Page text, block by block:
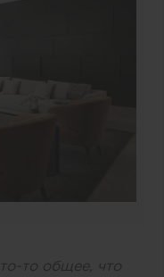
то общее, что